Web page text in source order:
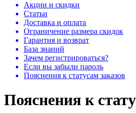
Акции и скидки
Статьи
Доставка и оплата
Ограничение размера скидок
Гарантия и возврат
База знаний
Зачем регистрироваться?
Если вы забыли пароль
Пояснения к статусам заказов
Пояснения к